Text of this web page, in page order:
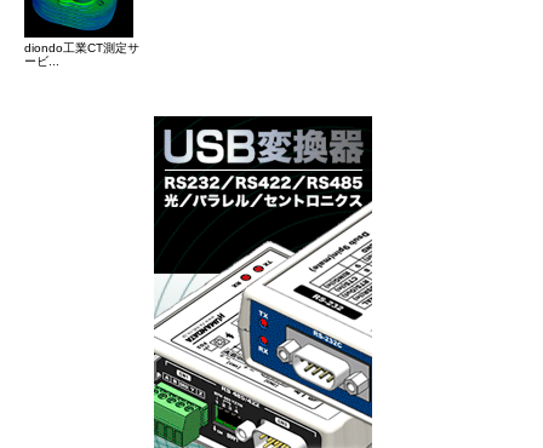
diondo工業CT測定サ
ービ...